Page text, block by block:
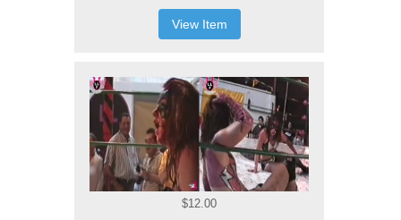
View Item
$12.00